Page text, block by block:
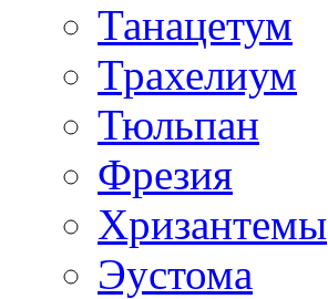
Танацетум
Трахелиум
Тюльпан
Фрезия
Хризантемы
Эустома